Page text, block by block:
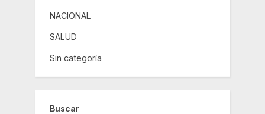
NACIONAL
SALUD
Sin categoría
Buscar